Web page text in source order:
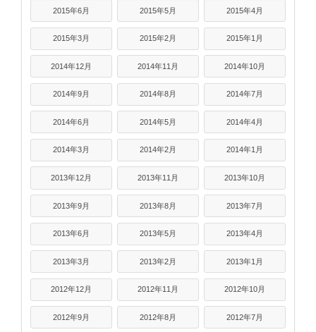
2015年6月 2015年5月 2015年4月
2015年3月 2015年2月 2015年1月
2014年12月 2014年11月 2014年10月
2014年9月 2014年8月 2014年7月
2014年6月 2014年5月 2014年4月
2014年3月 2014年2月 2014年1月
2013年12月 2013年11月 2013年10月
2013年9月 2013年8月 2013年7月
2013年6月 2013年5月 2013年4月
2013年3月 2013年2月 2013年1月
2012年12月 2012年11月 2012年10月
2012年9月 2012年8月 2012年7月